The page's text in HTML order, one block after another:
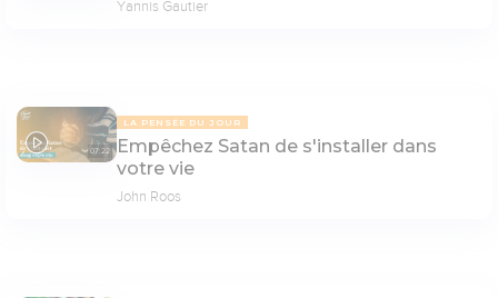
Yannis Gautier
07:22
LA PENSÉE DU JOUR
Empêchez Satan de s'installer dans
votre vie
John Roos